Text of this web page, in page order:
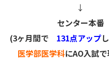
↓
センター本番
(3ヶ月間で 131点アップ
医学部医学科にAO入試